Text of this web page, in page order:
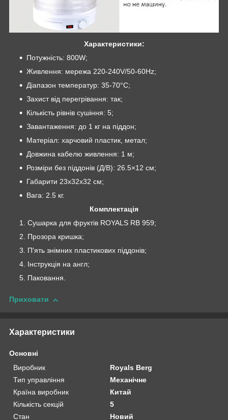
Характеристики:
Потужність: 800W;
Живлення: мережа 220-240V/50-60Hz;
Діапазон температур: 35-70°C;
Захист від перегрівання: так;
Кількість рівнів сушіння: 5;
Завантаження: до 1 кг на піддон;
Матеріал: харчовий пластик, метал;
Довжина кабелю живлення: 1 м;
Розміри без піддонів (Д/В): 26.5×12 см;
Габарити 23х32х32 см;
Вага: 2.5 кг.
Комплектація
Сушарка для фруктів ROYALS RB 959;
Прозора кришка;
П'ять знімних пластикових піддонів;
Інструкція на англ;
Паковання.
Приховати
Характеристики
Основні
Виробник
Royals Berg
Тип управління
Механічне
Країна виробник
Китай
Кількість секцій
5
Стан
Новий